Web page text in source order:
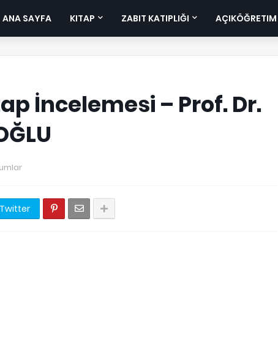
ANA SAYFA KITAP ZABIT KATIPLIĞI AÇIKÖĞRETIM
İncelemesi – Prof. Dr.
Twitter